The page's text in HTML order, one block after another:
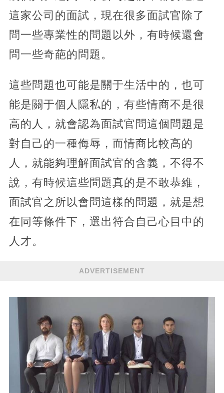
這家公司的面試，現在很多面試官除了
問一些專業性的問題以外，有時候還會
問一些奇葩的問題。
這些問題也可能是關于生活中的，也可
能是關于個人隱私的，有些情商不是很
高的人，就會認為面試官問這個問題是
對自己的一種侮辱，而情商比較高的
人，就能夠理解面試官的含義，不得不
說，有時候這些問題真的是不敢恭維，
面試官之所以會問這樣的問題，就是想
在同等條件下，選出符合自己心目中的
人才。
ADVERTISEMENT